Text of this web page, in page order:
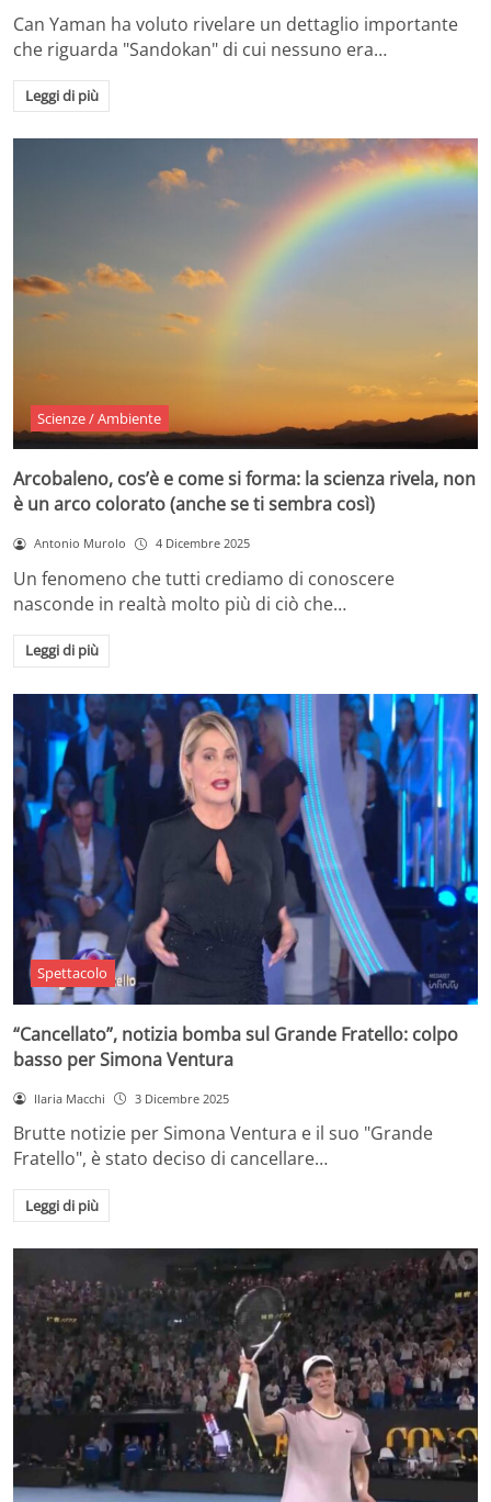
Can Yaman ha voluto rivelare un dettaglio importante
che riguarda "Sandokan" di cui nessuno era…
Leggi di più
Scienze / Ambiente
Arcobaleno, cos’è e come si forma: la scienza rivela, non
è un arco colorato (anche se ti sembra così)
Antonio Murolo 4 Dicembre 2025
Un fenomeno che tutti crediamo di conoscere
nasconde in realtà molto più di ciò che…
Leggi di più
Spettacolo
“Cancellato”, notizia bomba sul Grande Fratello: colpo
basso per Simona Ventura
Ilaria Macchi 3 Dicembre 2025
Brutte notizie per Simona Ventura e il suo "Grande
Fratello", è stato deciso di cancellare…
Leggi di più